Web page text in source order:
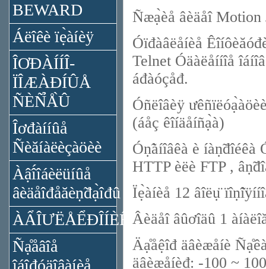
BEWARD
Áëîêè ïẹ̀àíèÿ
ÎƠĐÀÍÍÎ-
ÏÎÆÀĐÍÛÅ
ÑÈÑ̉Å̀Û
Îơđàííûå
Ñèăíàëèçàöèè
Àậî́îáèëüíûå
âèäåîđåăèṇ̃đạ̀îđû
ÀẨÎƯËÅỂĐÎÍÈÊÀ
Ñạ̊åâîå
îáîđóäîâàíèå
Ñæạ̀èå âèäåî Motion
Óïđàâëåíèå
Telnet Óäàëåííîå
áđàóçåđ.
Óñëîâèÿ
(áåç êîíäåíñạ̀à)
Óṇ̃àíîâêà è
HTTP èëè FTP ,
Ïẹ̀àíèå 12 âîëụ̈
Âèäåî âûơîäû 1
Äạ̊åệîđ äâèæåíè
äâèæåíè₫: -100 ~ 100